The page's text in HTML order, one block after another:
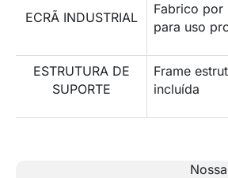
ECRÃ INDUSTRIAL
Fabrico por
para uso
ESTRUTURA DE
SUPORTE
Frame
incluída
Nossa